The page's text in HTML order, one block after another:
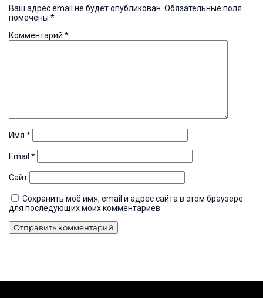
Ваш адрес email не будет опубликован. Обязательные поля
помечены *
Комментарий *
Имя *
Email *
Сайт
Сохранить моё имя, email и адрес сайта в этом браузере
для последующих моих комментариев.